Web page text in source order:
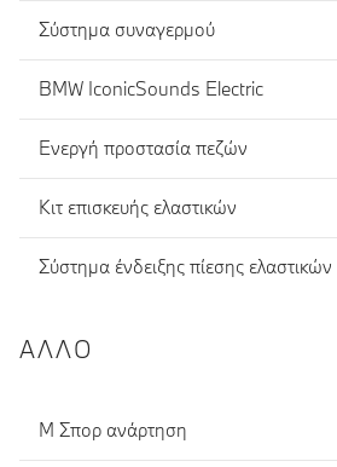
Σύστημα συναγερμού
BMW IconicSounds Electric
Ενεργή προστασία πεζών
Κιτ επισκευής ελαστικών
Σύστημα ένδειξης πίεσης ελαστικών
ΆΛΛΟ
Μ Σπορ ανάρτηση